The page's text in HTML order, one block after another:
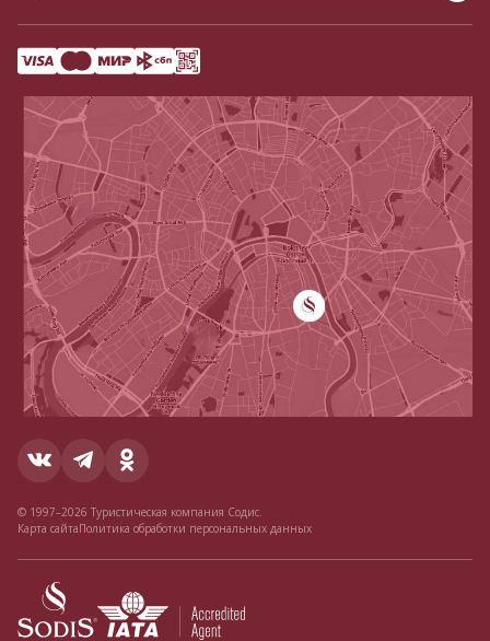
© 1997–2026 Туристическая компания Содис.
Карта сайтаПолитика обработки персональных данных